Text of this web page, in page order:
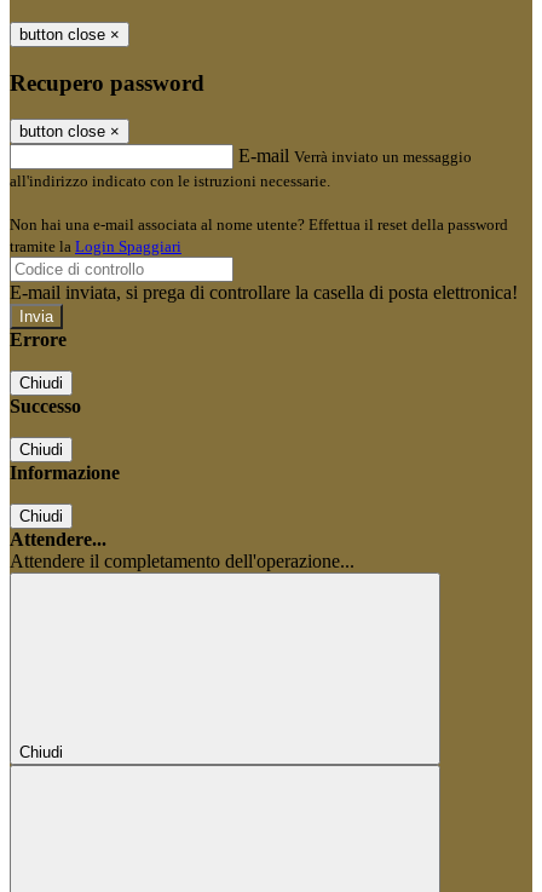
button close ×
Recupero password
button close ×
E-mail Verrà inviato un messaggio
all'indirizzo indicato con le istruzioni necessarie.
Non hai una e-mail associata al nome utente? Effettua il reset della password
tramite la Login Spaggiari
E-mail inviata, si prega di controllare la casella di posta elettronica!
Errore
Chiudi
Successo
Chiudi
Informazione
Chiudi
Attendere...
Attendere il completamento dell'operazione...
Chiudi